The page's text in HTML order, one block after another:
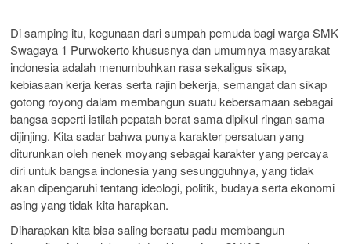
Di samping itu, kegunaan dari sumpah pemuda bagi warga SMK
Swagaya 1 Purwokerto khususnya dan umumnya masyarakat
indonesia adalah menumbuhkan rasa sekaligus sikap,
kebiasaan kerja keras serta rajin bekerja, semangat dan sikap
gotong royong dalam membangun suatu kebersamaan sebagai
bangsa seperti istilah pepatah berat sama dipikul ringan sama
dijinjing. Kita sadar bahwa punya karakter persatuan yang
diturunkan oleh nenek moyang sebagai karakter yang percaya
diri untuk bangsa indonesia yang sesungguhnya, yang tidak
akan dipengaruhi tentang ideologi, politik, budaya serta ekonomi
asing yang tidak kita harapkan.
Diharapkan kita bisa saling bersatu padu membangun